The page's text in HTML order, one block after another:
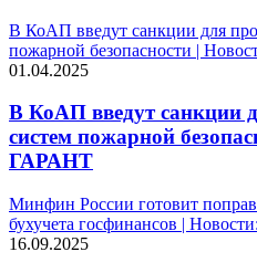
В КоАП введут санкции для
пожарной безопасности |
01.04.2025
В КоАП введут санкции
систем пожарной
ГАРАНТ
Минфин России готовит
бухучета госфинансов |
16.09.2025